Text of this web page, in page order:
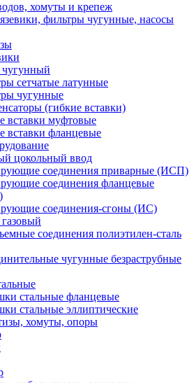
хомуты и крепеж
фильтры чугунные, насосы
чугунный
сетчатые латунные
чугунные
(гибкие вставки)
вставки муфтовые
вставки фланцевые
цокольный ввод
соединения приварные (ИСП)
соединения фланцевые
соединения-сгоны (ИС)
соединения полиэтилен-сталь
чугунные безраструбные
стальные фланцевые
стальные эллиптические
хомуты, опоры